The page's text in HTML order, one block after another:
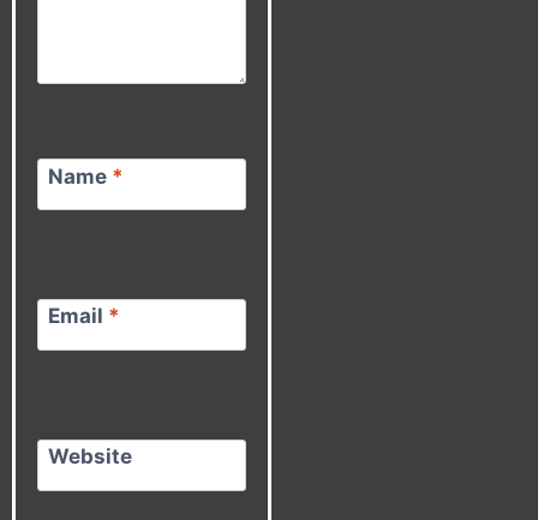
Name *
Email *
Website